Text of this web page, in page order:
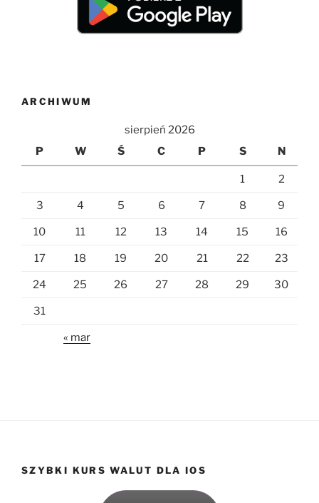
ARCHIWUM
sierpień 2026
P
W Ś C P S N
1 2
3 4 5 6 7 8 9
10 11 12 13 14 15 16
17 18 19 20 21 22 23
24 25 26 27 28 29 30
31
« mar
SZYBKI KURS WALUT DLA IOS